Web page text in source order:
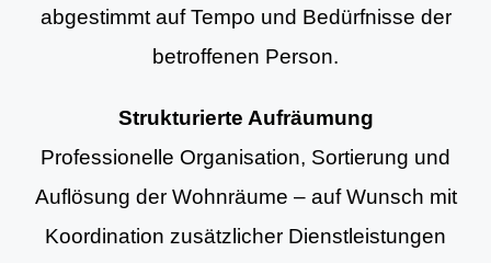
abgestimmt auf Tempo und Bedürfnisse der
betroffenen Person.
Strukturierte Aufräumung
Professionelle Organisation, Sortierung und
Auflösung der Wohnräume – auf Wunsch mit
Koordination zusätzlicher Dienstleistungen